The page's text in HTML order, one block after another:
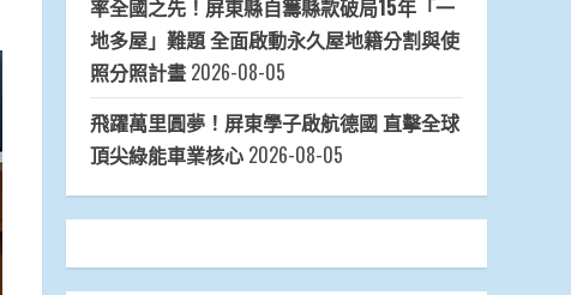
率全國之先！屏東縣自籌縣款破局15年「一
地多屋」難題 全面啟動永久屋地籍分割與使
照分照計畫 2026-08-05
飛躍萬里圓夢！屏東學子啟航德國 直擊全球
頂尖綠能車業核心 2026-08-05